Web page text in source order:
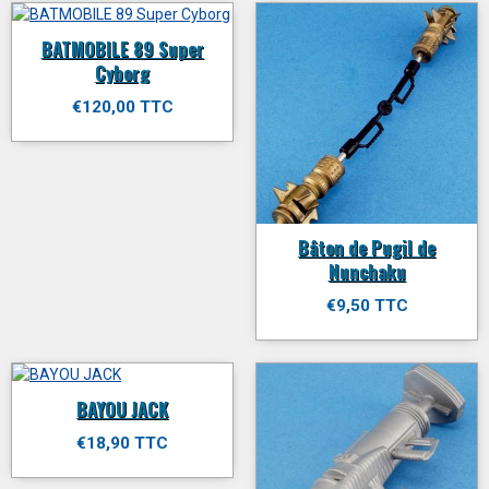
BATMOBILE 89 Super
Cyborg
€120,00 TTC
Bâton de Pugil de
Nunchaku
€9,50 TTC
BAYOU JACK
€18,90 TTC